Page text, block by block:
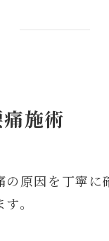
施術
の原因を丁寧に
。